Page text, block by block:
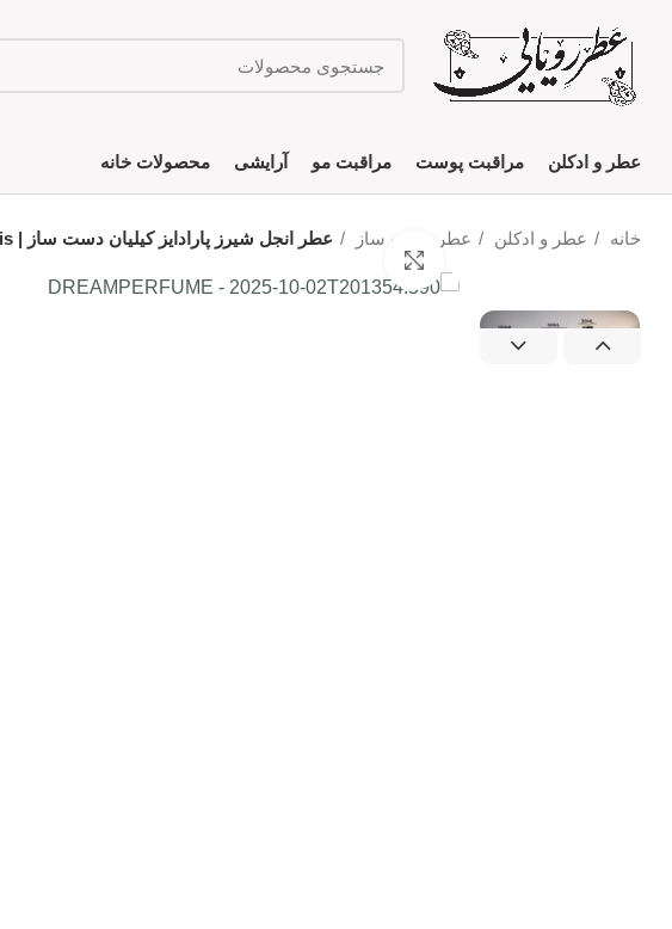
عطر و ادکلن مراقبت پوست مراقبت مو آرایشی محصولات خانه
خانه عطر و ادکلن عطر دست ساز عطر انجل شیرز پارادایز کیلیان دست ساز | by Kilian – Angels’ Share Paradis